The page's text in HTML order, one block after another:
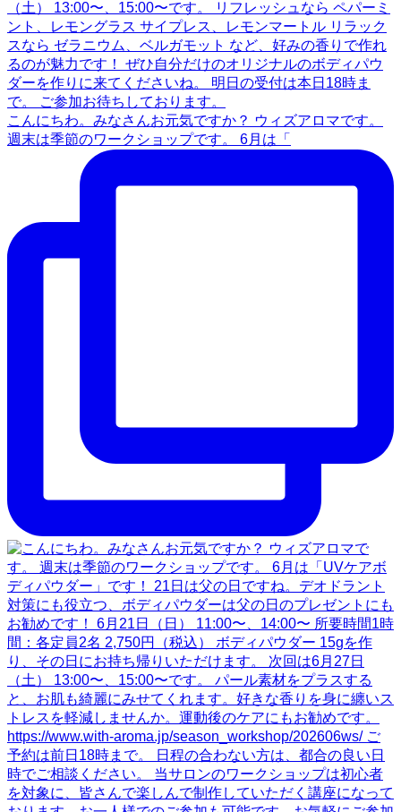
こんにちわ。みなさんお元気ですか？ ウィズアロマです。
週末は季節のワークショップです。 6月は「